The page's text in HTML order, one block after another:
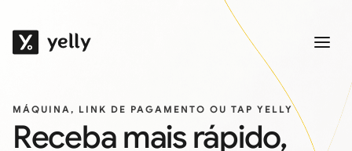
MÁQUINA, LINK DE PAGAMENTO OU TAP YELLY
Receba mais rápido,